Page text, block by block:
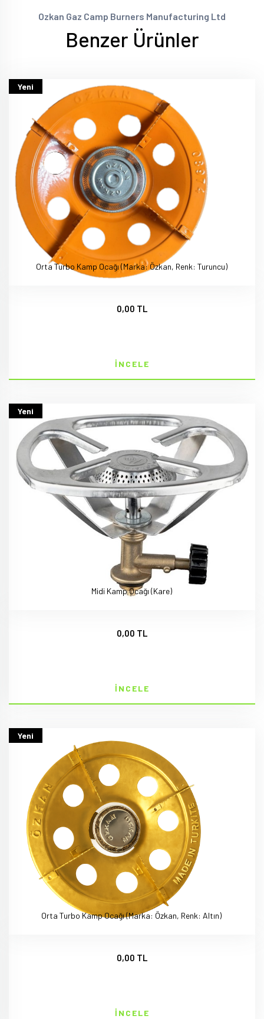
Ozkan Gaz Camp Burners Manufacturing Ltd
Benzer Ürünler
Yeni
Orta Turbo Kamp Ocağı (Marka: Özkan, Renk: Turuncu)
0,00 TL
İNCELE
Yeni
Midi Kamp Ocağı (Kare)
0,00 TL
İNCELE
Yeni
Orta Turbo Kamp Ocağı (Marka: Özkan, Renk: Altın)
0,00 TL
İNCELE